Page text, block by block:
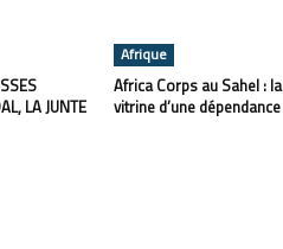
LA JUNTE
Afrique
Africa Corps au Sahel : la
vitrine d’une dépendance